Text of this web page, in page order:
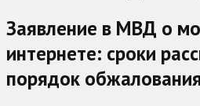
Заявление в МВД о
интернете: сроки
порядок